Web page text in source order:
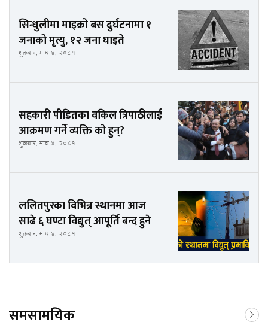
सिन्धुलीमा माइक्रो बस दुर्घटनामा १
जनाको मृत्यु, १२ जना घाइते
शुक्रबार, माघ ४, २०८१
सहकारी पीडितका वकिल त्रिपाठीलाई
आक्रमण गर्ने व्यक्ति को हुन्?
शुक्रबार, माघ ४, २०८१
ललितपुरका विभिन्न स्थानमा आज
साढे ६ घण्टा विद्युत् आपूर्ति बन्द हुने
शुक्रबार, माघ ४, २०८१
समसामयिक